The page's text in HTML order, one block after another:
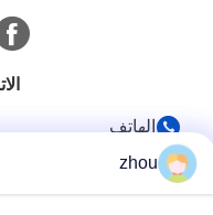
الهاتف
zhou